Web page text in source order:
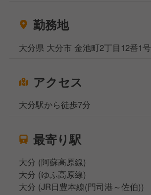
勤務地
大分県 大分市 金池町2丁目12番1号
アクセス
大分駅から徒歩7分
最寄り駅
大分 (阿蘇高原線)
大分 (ゆふ高原線)
大分 (JR日豊本線(門司港～佐伯))